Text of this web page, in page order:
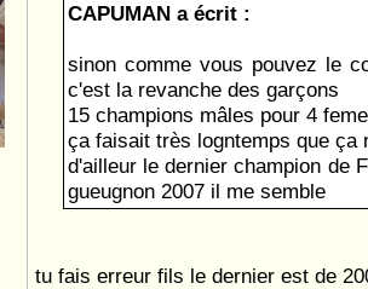
CAPUMAN a écrit :
sinon comme vous pouvez le
c'est la revanche des garçons
15 champions mâles pour 4
ça faisait très logntemps que ça
d'ailleur le dernier champion de
gueugnon 2007 il me semble
tu fais erreur fils le dernier est de